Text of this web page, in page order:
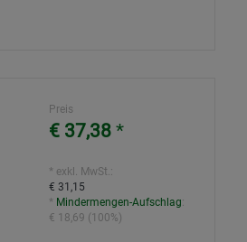
Preis
€ 37,38 *
* exkl. MwSt.:
€ 31,15
* Mindermengen-Aufschlag:
€ 18,69 (100%)